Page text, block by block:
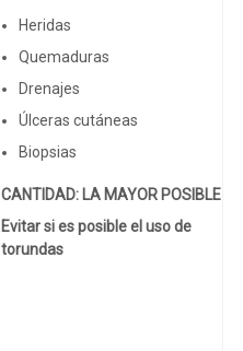
Heridas
Quemaduras
Drenajes
Úlceras cutáneas
Biopsias
CANTIDAD: LA MAYOR POSIBLE
Evitar si es posible el uso de
torundas